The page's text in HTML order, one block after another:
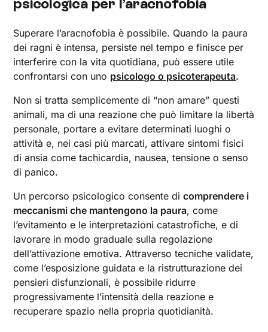
Superare l’aracnofobia è possibile. Quando la paura
dei ragni è intensa, persiste nel tempo e finisce per
interferire con la vita quotidiana, può essere utile
confrontarsi con uno psicologo o psicoterapeuta.
Non si tratta semplicemente di “non amare” questi
animali, ma di una reazione che può limitare la libertà
personale, portare a evitare determinati luoghi o
attività e, nei casi più marcati, attivare sintomi fisici
di ansia come tachicardia, nausea, tensione o senso
di panico.
Un percorso psicologico consente dicomprendere i
meccanismi che mantengono la paura, come
l’evitamento e le interpretazioni catastrofiche, e di
lavorare in modo graduale sulla regolazione
dell’attivazione emotiva. Attraverso tecniche validate,
come l’esposizione guidata e la ristrutturazione dei
pensieri disfunzionali, è possibile ridurre
progressivamente l’intensità della reazione e
recuperare spazio nella propria quotidianità.